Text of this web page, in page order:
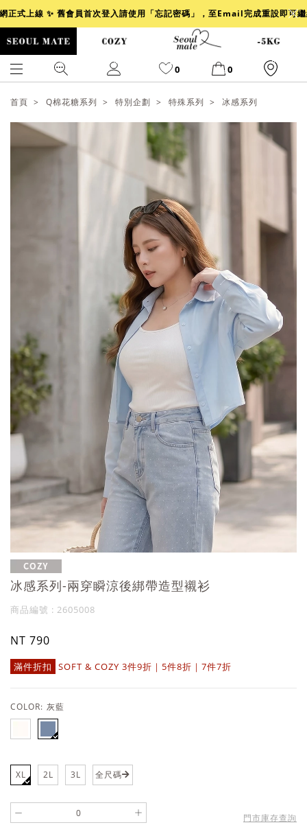
正式上線 ✨ 舊會員首次登入請使用「忘記密碼」，至Email完成重設即可
0 0
爆乳 洋裝
牛仔裙
首頁 Q棉花糖系列 特別企劃 特殊系列 冰感系列
冰感系列-兩穿瞬涼後綁帶造型襯衫
商品編號 : 2605008
NT 790
滿件折扣 SOFT & COZY 3件9折｜5件8折｜7件7折
COLOR: 灰藍
XL 2L 3L 全尺碼
- + 門市庫存查詢